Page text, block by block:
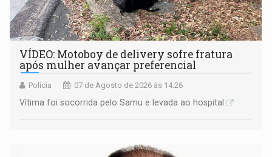
VÍDEO: Motoboy de delivery sofre fratura
após mulher avançar preferencial
Polícia 07 de Agosto de 2026 às 14:26
Vítima foi socorrida pelo Samu e levada ao hospital